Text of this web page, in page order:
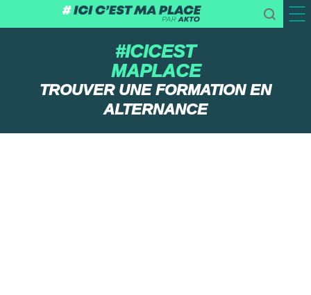
#ICICEST
MAPLACE
TROUVER UNE FORMATION EN
ALTERNANCE